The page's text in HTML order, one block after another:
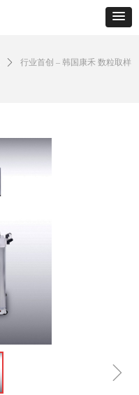
ꄲ 行业首创 – 韩国康禾 数粒取样
ꁇ